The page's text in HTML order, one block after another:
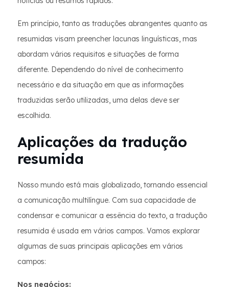
Em princípio, tanto as traduções abrangentes quanto as
resumidas visam preencher lacunas linguísticas, mas
abordam vários requisitos e situações de forma
diferente. Dependendo do nível de conhecimento
necessário e da situação em que as informações
traduzidas serão utilizadas, uma delas deve ser
escolhida.
Aplicações da tradução
resumida
Nosso mundo está mais globalizado, tornando essencial
a comunicação multilíngue. Com sua capacidade de
condensar e comunicar a essência do texto, a tradução
resumida é usada em vários campos. Vamos explorar
algumas de suas principais aplicações em vários
campos:
Nos negócios: